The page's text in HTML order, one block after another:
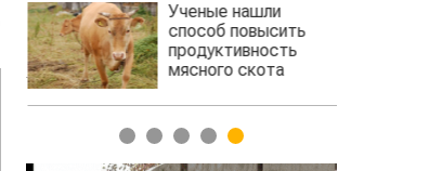
Ученые нашли
способ повысить
продуктивность
мясного скота
1 2 3 4 5